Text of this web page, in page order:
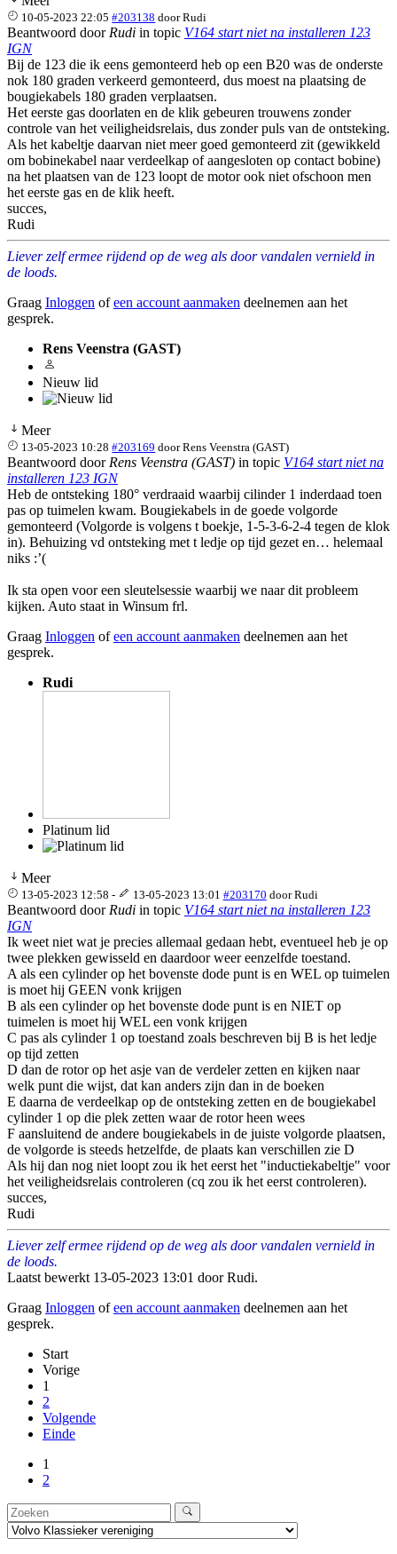
10-05-2023 22:05 #203138 doorRudi
Beantwoord door Rudi in topic V164 start niet na installeren 123
IGN
Bij de 123 die ik eens gemonteerd heb op een B20 was de onderste
nok 180 graden verkeerd gemonteerd, dus moest na plaatsing de
bougiekabels 180 graden verplaatsen.
Het eerste gas doorlaten en de klik gebeuren trouwens zonder
controle van het veiligheidsrelais, dus zonder puls van de ontsteking.
Als het kabeltje daarvan niet meer goed gemonteerd zit (gewikkeld
om bobinekabel naar verdeelkap of aangesloten op contact bobine)
na het plaatsen van de 123 loopt de motor ook niet ofschoon men
het eerste gas en de klik heeft.
succes,
Rudi
Liever zelf ermee rijdend op de weg als door vandalen vernield in
de loods.
Graag Inloggen ofeen account aanmaken deelnemen aan het
gesprek.
Rens Veenstra (GAST)
Nieuw lid
Meer
13-05-2023 10:28 #203169 doorRens Veenstra (GAST)
Beantwoord door Rens Veenstra (GAST) in topic V164 start niet na
installeren 123 IGN
Heb de ontsteking 180° verdraaid waarbij cilinder 1 inderdaad toen
pas op tuimelen kwam. Bougiekabels in de goede volgorde
gemonteerd (Volgorde is volgens t boekje, 1-5-3-6-2-4 tegen de klok
in). Behuizing vd ontsteking met t ledje op tijd gezet en… helemaal
niks :’(
Ik sta open voor een sleutelsessie waarbij we naar dit probleem
kijken. Auto staat in Winsum frl.
Graag Inloggen ofeen account aanmaken deelnemen aan het
gesprek.
Rudi
Platinum lid
Meer
13-05-2023 12:58 - 13-05-2023 13:01 #203170 doorRudi
Beantwoord door Rudi in topic V164 start niet na installeren 123
IGN
Ik weet niet wat je precies allemaal gedaan hebt, eventueel heb je op
twee plekken gewisseld en daardoor weer eenzelfde toestand.
A als een cylinder op het bovenste dode punt is en WEL op tuimelen
is moet hij GEEN vonk krijgen
B als een cylinder op het bovenste dode punt is en NIET op
tuimelen is moet hij WEL een vonk krijgen
C pas als cylinder 1 op toestand zoals beschreven bij B is het ledje
op tijd zetten
D dan de rotor op het asje van de verdeler zetten en kijken naar
welk punt die wijst, dat kan anders zijn dan in de boeken
E daarna de verdeelkap op de ontsteking zetten en de bougiekabel
cylinder 1 op die plek zetten waar de rotor heen wees
F aansluitend de andere bougiekabels in de juiste volgorde plaatsen,
de volgorde is steeds hetzelfde, de plaats kan verschillen zie D
Als hij dan nog niet loopt zou ik het eerst het "inductiekabeltje" voor
het veiligheidsrelais controleren (cq zou ik het eerst controleren).
succes,
Rudi
Liever zelf ermee rijdend op de weg als door vandalen vernield in
de loods.
Laatst bewerkt 13-05-2023 13:01 doorRudi.
Graag Inloggen ofeen account aanmaken deelnemen aan het
gesprek.
Start
Vorige
1
2
Volgende
Einde
1
2